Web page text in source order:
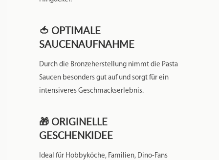
🍅 OPTIMALE
SAUCENAUFNAHME
Durch die Bronzeherstellung nimmt die Pasta
Saucen besonders gut auf und sorgt für ein
intensiveres Geschmackserlebnis.
🎁 ORIGINELLE
GESCHENKIDEE
Ideal für Hobbyköche, Familien, Dino-Fans